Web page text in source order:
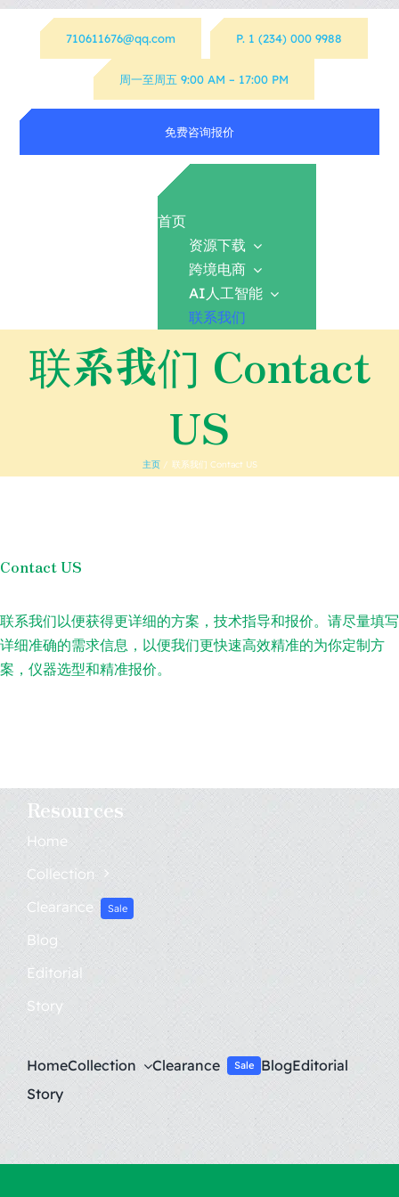
710611676@qq.com P. 1 (234) 000 9988
周一至周五 9:00 AM – 17:00 PM
免费咨询报价
首页
资源下载
跨境电商
AI人工智能
联系我们
联系我们 Contact
US
主页 联系我们 Contact US
Contact US
联系我们以便获得更详细的方案，技术指导和报价。请尽量填写
详细准确的需求信息，以便我们更快速高效精准的为你定制方
案，仪器选型和精准报价。
Resources
Home
Collection
Clearance
Sale
Blog
Editorial
Story
HomeCollection Clearance Sale BlogEditorial
Story